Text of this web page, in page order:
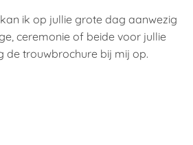
ik op jullie grote dag aanwezig
ceremonie of beide voor jullie
de trouwbrochure bij mij op.